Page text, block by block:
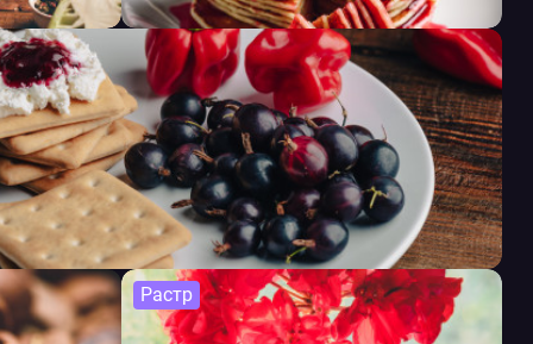
Растр